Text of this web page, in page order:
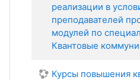
реализации в
преподавателей
модулей по
Квантовые
Курсы повышения